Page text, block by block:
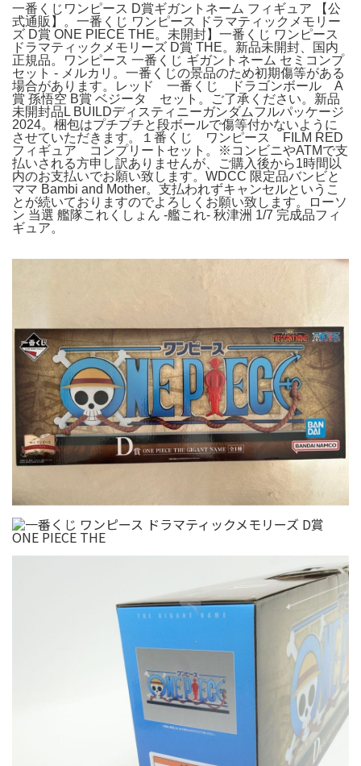
一番くじワンピース D賞ギガントネーム フィギュア 【公
式通販】。一番くじ ワンピース ドラマティックメモリー
ズ D賞 ONE PIECE THE。未開封】一番くじ ワンピース
ドラマティックメモリーズ D賞 THE。新品未開封、国内
正規品。ワンピース 一番くじ ギガントネーム セミコンプ
セット - メルカリ。一番くじの景品のため初期傷等がある
場合があります。レッド 一番くじ ドラゴンボール A
賞 孫悟空 B賞 ベジータ セット。ご了承ください。新品
未開封品L BUILDディスティニーガンダムフルパッケージ
2024。梱包はプチプチと段ボールで傷等付かないように
させていただきます。１番くじ ワンピース FILM RED
フィギュア コンプリートセット。※コンビニやATMで支
払いされる方申し訳ありませんが、ご購入後から1時間以
内のお支払いでお願い致します。WDCC 限定品バンビと
ママ Bambi and Mother。支払われずキャンセルというこ
とが続いておりますのでよろしくお願い致します。ローソ
ン 当選 艦隊これくしょん -艦これ- 秋津洲 1/7 完成品フィ
ギュア。